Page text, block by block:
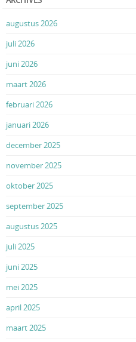
augustus 2026
juli 2026
juni 2026
maart 2026
februari 2026
januari 2026
december 2025
november 2025
oktober 2025
september 2025
augustus 2025
juli 2025
juni 2025
mei 2025
april 2025
maart 2025